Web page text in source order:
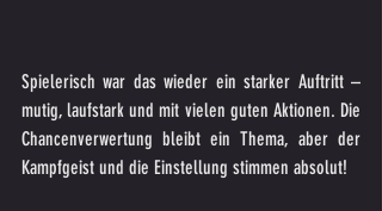
Spielerisch war das wieder ein starker Auftritt –
mutig, laufstark und mit vielen guten Aktionen. Die
Chancenverwertung bleibt ein Thema, aber der
Kampfgeist und die Einstellung stimmen absolut!